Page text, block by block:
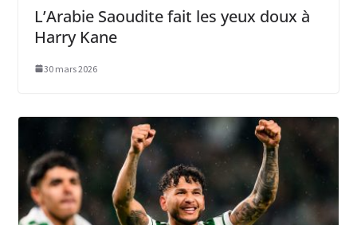
L’Arabie Saoudite fait les yeux doux à
Harry Kane
30 mars 2026